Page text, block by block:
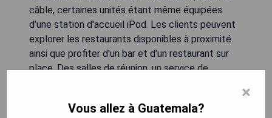
câble, certaines unités étant même équipées
d'une station d'accueil iPod. Les clients peuvent
explorer les restaurants disponibles à proximité
ainsi que profiter d'un bar et d'un restaurant sur
place. Des salles de réunion, un service de
gratuit est disponible sur place, et l'aéroport
×
Vous allez à Guatemala?